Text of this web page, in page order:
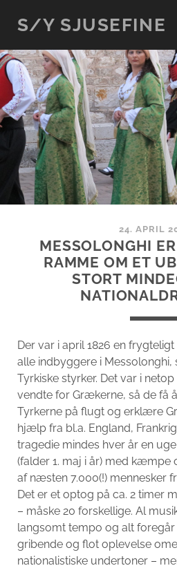
S/Y SJUSEFINE
24. APRIL
MESSOLONGHI
RAMME OM ET
STORT
Der var i april 1826 en
alle indbyggere i
Tyrkiske styrker. Det var i
vendte for Grækerne, så de få
Tyrkerne på flugt og erklære
hjælp fra bl.a. England,
tragedie mindes hver år en
(falder 1. maj i år) med
af næsten 7.000(!) mennesker
Det er et optog på ca. 2 timer
– måske 20 forskellige. Al
langsomt tempo og alt foregår
gribende og flot oplevelse
nationalistiske undertoner –